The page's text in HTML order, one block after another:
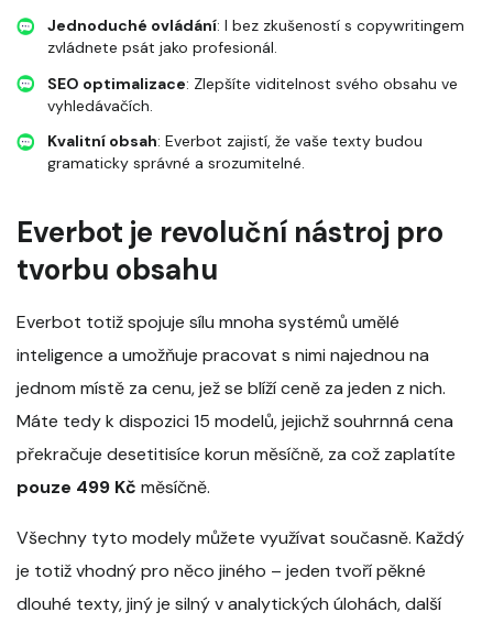
Jednoduché ovládání: I bez zkušeností s copywritingem
zvládnete psát jako profesionál.
SEO optimalizace: Zlepšíte viditelnost svého obsahu ve
vyhledávačích.
Kvalitní obsah: Everbot zajistí, že vaše texty budou
gramaticky správné a srozumitelné.
Everbot je revoluční nástroj pro
tvorbu obsahu
Everbot totiž spojuje sílu mnoha systémů umělé
inteligence a umožňuje pracovat s nimi najednou na
jednom místě za cenu, jež se blíží ceně za jeden z nich.
Máte tedy k dispozici 15 modelů, jejichž souhrnná cena
překračuje desetitisíce korun měsíčně, za což zaplatíte
pouze 499 Kč měsíčně.
Všechny tyto modely můžete využívat současně. Každý
je totiž vhodný pro něco jiného – jeden tvoří pěkné
dlouhé texty, jiný je silný v analytických úlohách, další